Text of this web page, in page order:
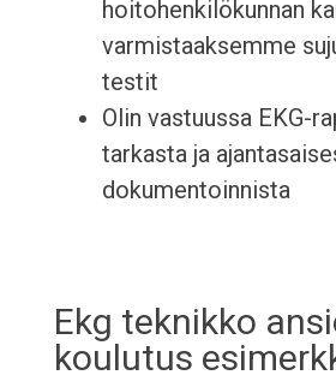
hoitohenkilökunnan
varmistaaksemme
testit
Olin vastuussa EKG-
tarkasta ja
dokumentoinnista
Ekg teknikko
koulutus